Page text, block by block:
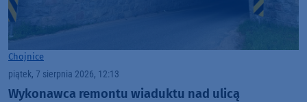
Chojnice
piątek, 7 sierpnia 2026, 12:13
Wykonawca remontu wiaduktu nad ulicą